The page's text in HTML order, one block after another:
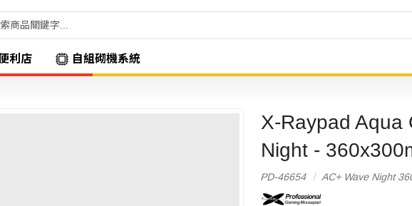
利店 自組砌機系統
X-Raypad Aqua
Night -
PD-46654 AC+ Wave Night